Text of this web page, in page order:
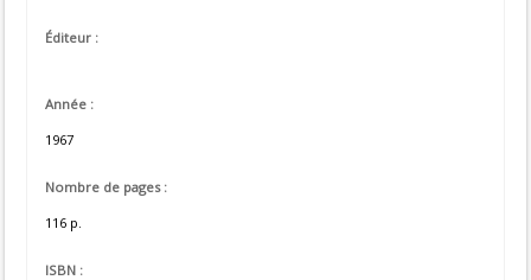
Éditeur :
Année :
1967
Nombre de pages :
116 p.
ISBN :